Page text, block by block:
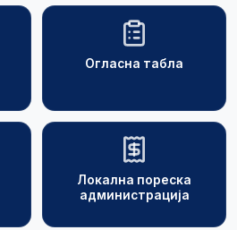
Огласна табла
Локална пореска
администрација